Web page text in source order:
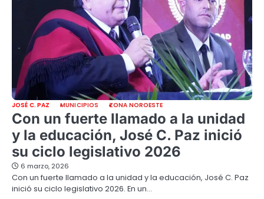
JOSÉ C. PAZ MUNICIPIOS ZONA NOROESTE
Con un fuerte llamado a la unidad
y la educación, José C. Paz inició
su ciclo legislativo 2026
6 marzo, 2026
Con un fuerte llamado a la unidad y la educación, José C. Paz
inició su ciclo legislativo 2026. En un…